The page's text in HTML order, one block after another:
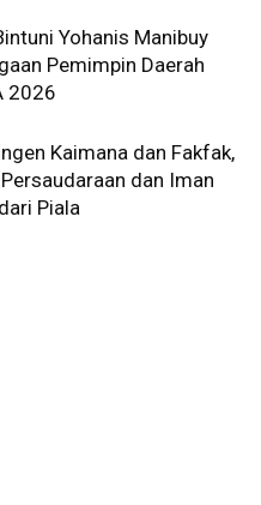
Yohanis Manibuy
Pemimpin Daerah
2026
Kaimana dan Fakfak,
dan Iman
Piala